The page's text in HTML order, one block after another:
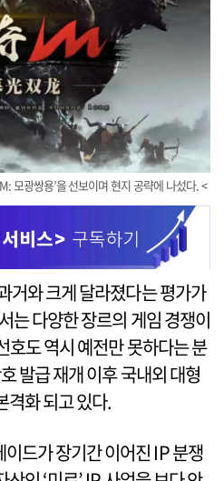
모광쌍용’을 선보이며 현지 공략에 나섰다. <
거와 크게 달라졌다는 평가가
는 다양한 장르의 게임 경쟁이
호도 역시 예전만 못하다는 분
발급 재개 이후 국내외 대형
격화 되고 있다.
드가 장기간 이어진 IP 분쟁